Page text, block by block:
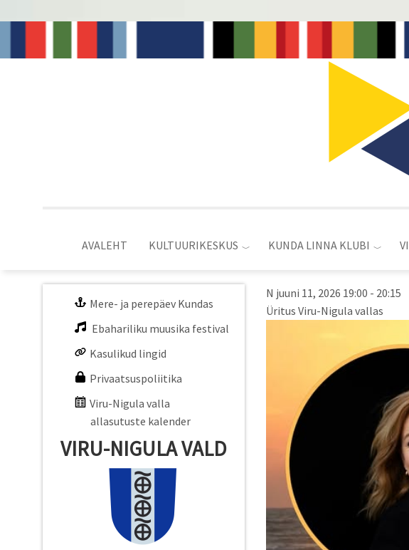
AVALEHT KULTUURIKESKUS KUNDA LINNA KLUBI
Mere- ja perepäev Kundas
Ebahariliku muusika festival
Kasulikud lingid
Privaatsuspoliitika
Viru-Nigula valla
allasutuste kalender
VIRU-NIGULA VALD
N juuni 11, 2026 19:00 - 20:15
Üritus Viru-Nigula vallas